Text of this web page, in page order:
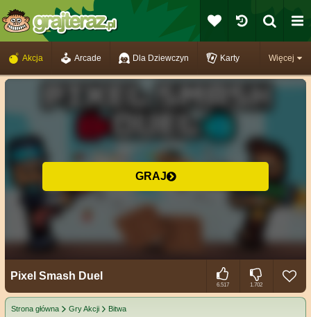
Więcej
Akcja Arcade Dla Dziewczyn Karty
GRAJ
Pixel Smash Duel
6.517 1.702
Strona główna Gry Akcji Bitwa